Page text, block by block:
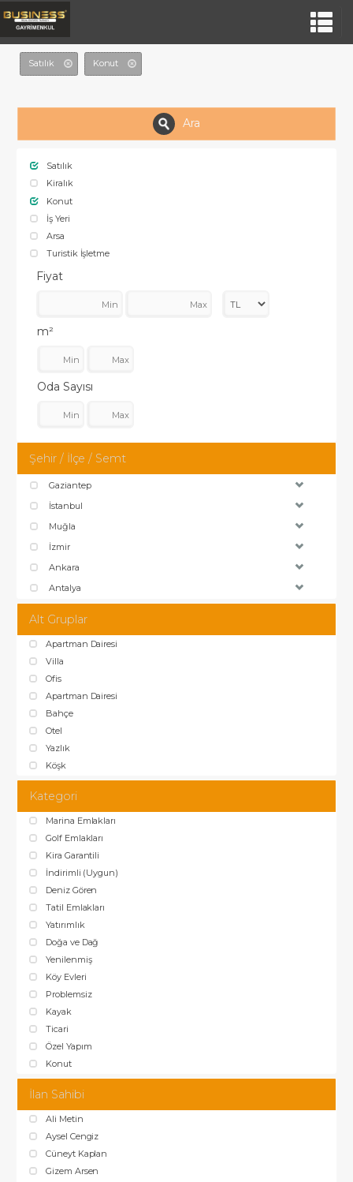
Satılık Konut
Ara
Satılık
Kiralık
Konut
İş Yeri
Arsa
Turistik İşletme
Fiyat
m²
Oda Sayısı
Şehir / İlçe / Semt
Gaziantep
İstanbul
Muğla
İzmir
Ankara
Antalya
Alt Gruplar
Apartman Dairesi
Villa
Ofis
Apartman Dairesi
Bahçe
Otel
Yazlık
Köşk
Kategori
Marina Emlakları
Golf Emlakları
Kira Garantili
İndirimli (Uygun)
Deniz Gören
Tatil Emlakları
Yatırımlık
Doğa ve Dağ
Yenilenmiş
Köy Evleri
Problemsiz
Kayak
Ticari
Özel Yapım
Konut
İlan Sahibi
Ali Metin
Aysel Cengiz
Cüneyt Kaplan
Gizem Arsen